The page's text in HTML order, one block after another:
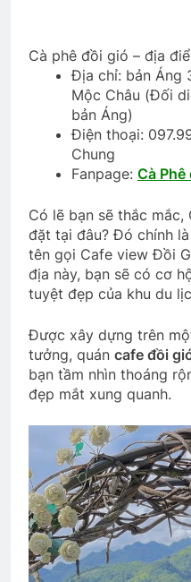
Cà phê đồi gió – địa
Địa chỉ: bản Áng
Mộc Châu (Đối
bản Áng)
Điện thoại:
Chung
Fanpage: Cà
Có lẽ bạn sẽ thắc
đặt tại đâu? Đó chính
tên gọi Cafe view Đồi
địa này, bạn sẽ có cơ
tuyệt đẹp của khu du
Được xây dựng trên
tưởng, quán cafe đồi
bạn tầm nhìn thoáng
đẹp mắt xung quanh.